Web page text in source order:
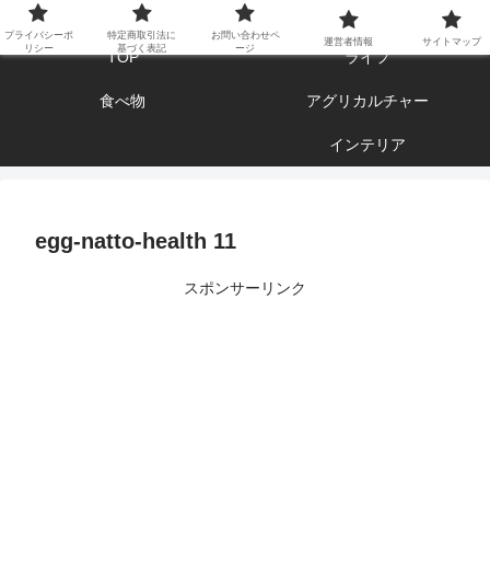
エンジョイ ブログライフ
TOP ライフ
食べ物 アグリカルチャー
インテリア
egg-natto-health 11
スポンサーリンク
プライバシーポ
リシー
特定商取引法に
基づく表記
お問い合わせペ
ージ
運営者情報 サイトマップ